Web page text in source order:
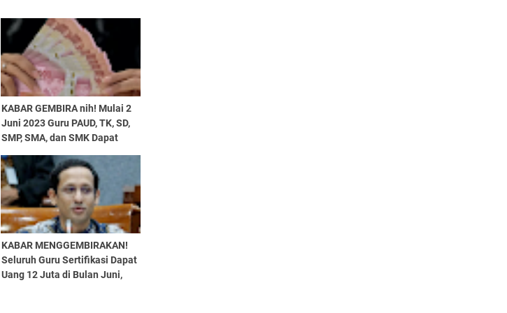
KABAR GEMBIRA nih! Mulai 2
Juni 2023 Guru PAUD, TK, SD,
SMP, SMA, dan SMK Dapat
Pemprov...
KABAR MENGGEMBIRAKAN!
Seluruh Guru Sertifikasi Dapat
Uang 12 Juta di Bulan Juni,